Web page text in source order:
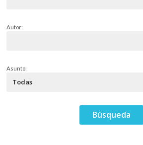
Autor:
Asunto: